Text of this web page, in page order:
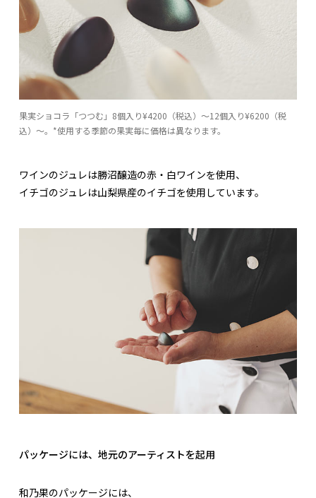
果実ショコラ「つつむ」8個入り¥4200（税込）～12個入り¥6200（税
込）～。*使用する季節の果実毎に価格は異なります。
ワインのジュレは勝沼醸造の赤・白ワインを使用、
イチゴのジュレは山梨県産のイチゴを使用しています。
パッケージには、地元のアーティストを起用
和乃果のパッケージには、